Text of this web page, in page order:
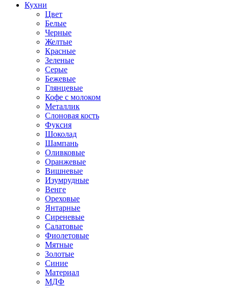
Кухни
Цвет
Белые
Черные
Желтые
Красные
Зеленые
Серые
Бежевые
Глянцевые
Кофе с молоком
Металлик
Слоновая кость
Фуксия
Шоколад
Шампань
Оливковые
Оранжевые
Вишневые
Изумрудные
Венге
Ореховые
Янтарные
Сиреневые
Салатовые
Фиолетовые
Мятные
Золотые
Синие
Материал
МДФ